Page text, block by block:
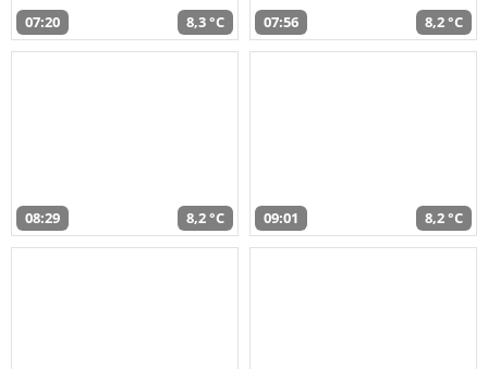
07:20 8,3 °C 07:56 8,2 °C
08:29 8,2 °C 09:01 8,2 °C